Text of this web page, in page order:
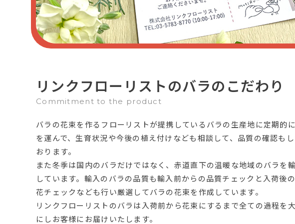
リンクフローリストのバラのこだわり
Commitment to the product
バラの花束を作るフローリストが提携しているバラの生産地に定期的
を運んで、生育状況や今後の植え付けなども相談して、品質の確認も
おります。
また冬季は国内のバラだけではなく、赤道直下の温暖な地域のバラを
しています。輸入のバラの品質も輸入前からの品質チェックと入荷後
花チェックなども行い厳選してバラの花束を作成しています。
リンクフローリストのバラは入荷前から花束にするまで全ての過程を
にしお客様にお届けいたします。